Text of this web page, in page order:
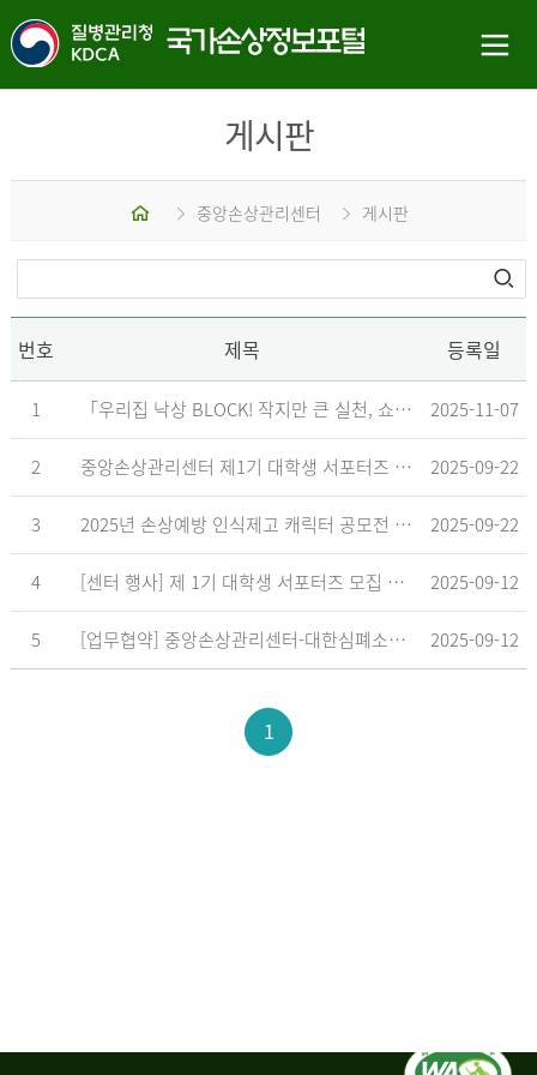
게시판
중앙손상관리센터 게시판
번호 제목 등록일
1 「우리집 낙상 BLOCK! 작지만 큰 실천, 쇼츠 챌린지」 수상작 발표 2025-11-07
2 중앙손상관리센터 제1기 대학생 서포터즈 합격자 발표 2025-09-22
3 2025년 손상예방 인식제고 캐릭터 공모전 결과발표 지연 안내 2025-09-22
4 [센터 행사] 제 1기 대학생 서포터즈 모집 공고 2025-09-12
5 [업무협약] 중앙손상관리센터-대한심폐소생협회, 학교현장 CPR 교육 확대 위한 업무협약 체결 2025-09-12
1